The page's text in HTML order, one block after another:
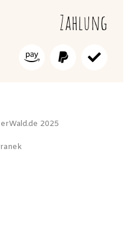
Zahlung
2025